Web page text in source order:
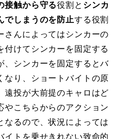
接触から守る役割と シンカ
でしまうのを防止する役割
さんによってはシンカーの
付けてシンカーを固定する
、シンカーを固定するとバ
なり、ショートバイトの原
遠投が大前提のキャロはど
やこちらからのアクション
なるので、状況によっては
イトを乗せきれない致命的